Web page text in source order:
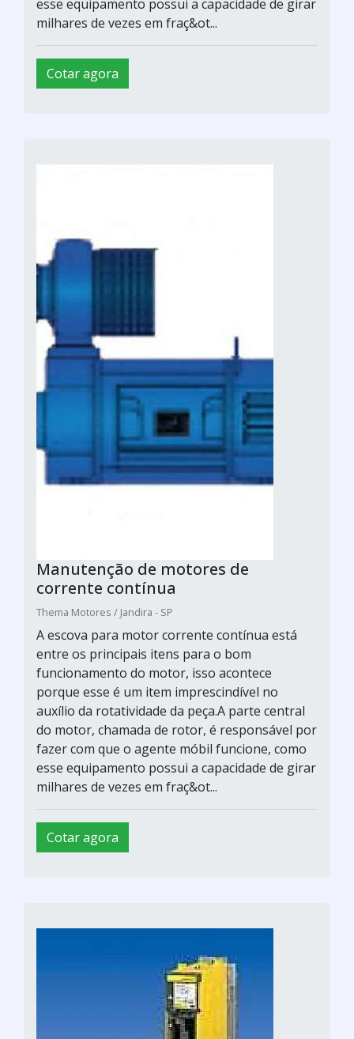
esse equipamento possui a capacidade de girar
milhares de vezes em fraç&ot...
Cotar agora
Manutenção de motores de
corrente contínua
Thema Motores / Jandira - SP
A escova para motor corrente contínua está
entre os principais itens para o bom
funcionamento do motor, isso acontece
porque esse é um item imprescindível no
auxílio da rotatividade da peça.A parte central
do motor, chamada de rotor, é responsável por
fazer com que o agente móbil funcione, como
esse equipamento possui a capacidade de girar
milhares de vezes em fraç&ot...
Cotar agora